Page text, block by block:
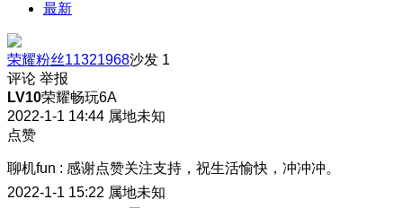
最新
荣耀粉丝11321968沙发 1
评论 举报
LV10荣耀畅玩6A
2022-1-1 14:44 属地未知
点赞
聊机fun : 感谢点赞关注支持，祝生活愉快，冲冲冲。
2022-1-1 15:22 属地未知